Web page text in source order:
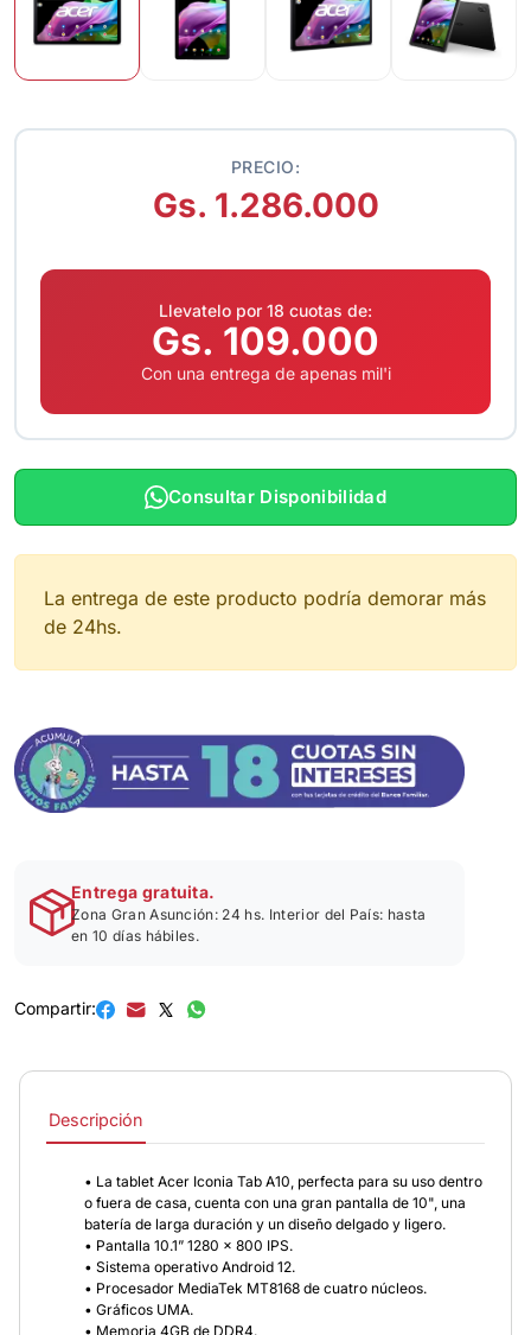
PRECIO:
Gs. 1.286.000
Llevatelo por 18 cuotas de:
Gs. 109.000
Con una entrega de apenas mil'i
Consultar Disponibilidad
La entrega de este producto podría demorar más
de 24hs.
Entrega gratuita.
Zona Gran Asunción: 24 hs. Interior del País: hasta
en 10 días hábiles.
Compartir:
Descripción
• La tablet Acer Iconia Tab A10, perfecta para su uso dentro
o fuera de casa, cuenta con una gran pantalla de 10", una
batería de larga duración y un diseño delgado y ligero.
• Pantalla 10.1” 1280 x 800 IPS.
• Sistema operativo Android 12.
• Procesador MediaTek MT8168 de cuatro núcleos.
• Gráficos UMA.
• Memoria 4GB de DDR4.